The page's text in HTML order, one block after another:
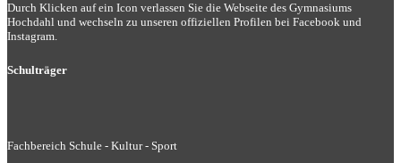
Durch Klicken auf ein Icon verlassen Sie die Webseite des Gymnasiums
Hochdahl und wechseln zu unseren offiziellen Profilen bei Facebook und
Instagram.
Schulträger
Fachbereich Schule - Kultur - Sport